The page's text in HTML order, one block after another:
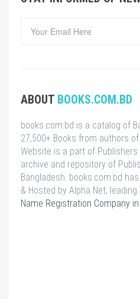
ABOUT BOOKS.COM.BD
books.com.bd is a catalog of
27,500+ Books from authors
Website is a part of
archive and repository of
Bangladesh. books.com.bd
& Hosted by Alpha Net, leading
Name Registration Company